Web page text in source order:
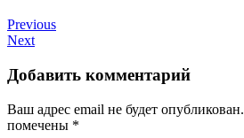
Previous
Next
Добавить комментарий
Ваш адрес email не будет опубликован.
помечены *